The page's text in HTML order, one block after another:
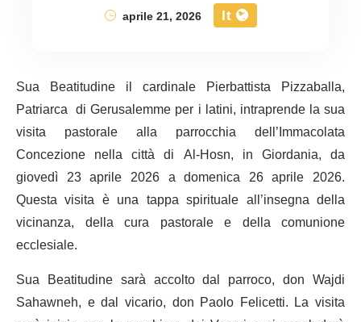
aprile 21, 2026
It
Sua Beatitudine il cardinale Pierbattista Pizzaballa,
Patriarca di Gerusalemme per i latini, intraprende la sua
visita pastorale alla parrocchia dell’Immacolata
Concezione nella città di Al-Hosn, in Giordania, da
giovedì 23 aprile 2026 a domenica 26 aprile 2026.
Questa visita è una tappa spirituale all’insegna della
vicinanza, della cura pastorale e della comunione
ecclesiale.
Sua Beatitudine sarà accolto dal parroco, don Wajdi
Sahawneh, e dal vicario, don Paolo Felicetti. La visita